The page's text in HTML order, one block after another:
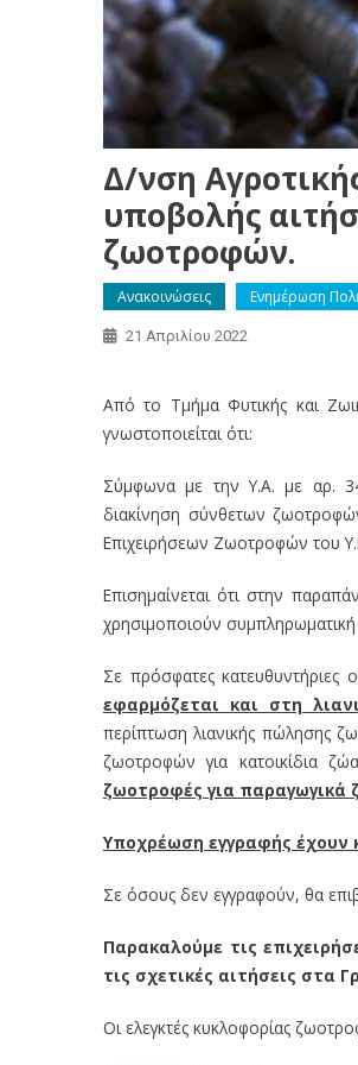
Δ/νση
υποβολής
ζωοτροφών.
Ανακοινώσεις Ενημέρωση
21 Απριλίου 2022
Από το Τμήμα Φυτικής και
γνωστοποιείται ότι:
Σύμφωνα με την Υ.Α. με αρ.
διακίνηση σύνθετων
Επιχειρήσεων Ζωοτροφών του
Επισημαίνεται ότι στην
χρησιμοποιούν
Σε πρόσφατες κατευθυντήριες
εφαρμόζεται και στη
περίπτωση λιανικής πώλησης
ζωοτροφών για κατοικίδια
ζωοτροφές για παραγωγικά
Υποχρέωση εγγραφής έχουν
Σε όσους δεν εγγραφούν, θα
Παρακαλούμε τις
τις σχετικές αιτήσεις στα
Οι ελεγκτές κυκλοφορίας